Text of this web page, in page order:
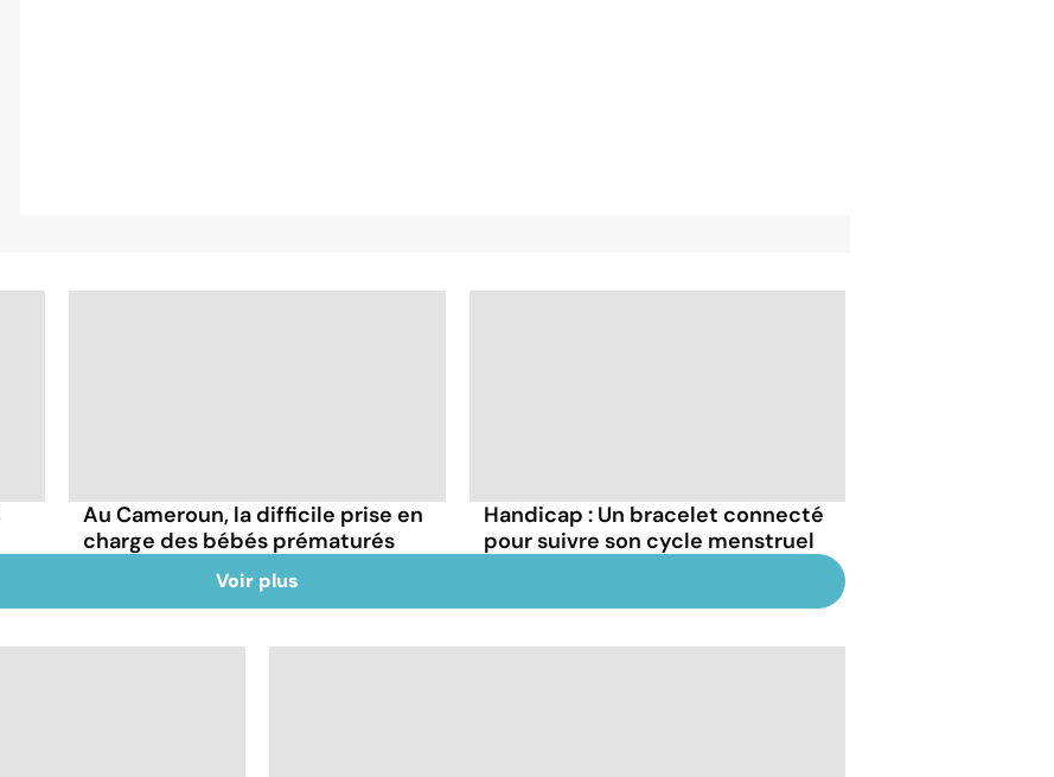
Au Cameroun, la difficile prise en
charge des bébés prématurés
Handicap : Un bracelet connecté
pour suivre son cycle menstruel
Voir plus